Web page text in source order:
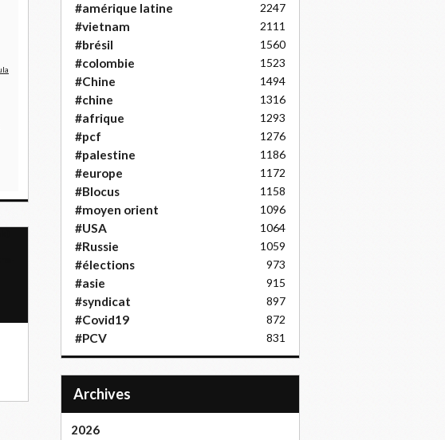
#amérique latine 2247
#vietnam 2111
#brésil 1560
#colombie 1523
#Chine 1494
#chine 1316
#afrique 1293
#pcf 1276
#palestine 1186
#europe 1172
#Blocus 1158
#moyen orient 1096
#USA 1064
#Russie 1059
#élections 973
#asie 915
#syndicat 897
#Covid19 872
#PCV 831
Archives
2026